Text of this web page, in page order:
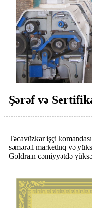
Şərəf və
Təcavüzkar işçi
səmərəli marketinq və
Goldrain cəmiyyətdə